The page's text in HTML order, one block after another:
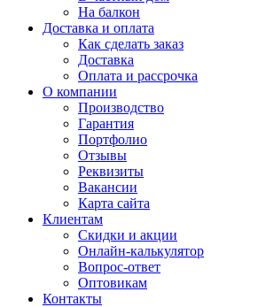
На балкон
Доставка и оплата
Как сделать заказ
Доставка
Оплата и рассрочка
О компании
Производство
Гарантия
Портфолио
Отзывы
Реквизиты
Вакансии
Карта сайта
Клиентам
Скидки и акции
Онлайн-калькулятор
Вопрос-ответ
Оптовикам
Контакты